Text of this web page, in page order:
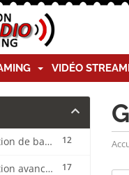
VIDÉO
12
1. Guide d'utilisation de base CentovaCast
17
2. Guide d'utilisation avancée CentovaCast